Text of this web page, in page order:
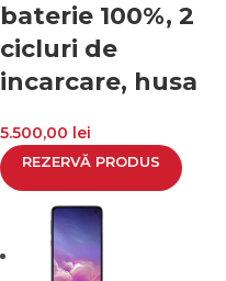
baterie 100%, 2
cicluri de
incarcare, husa
5.500,00 lei
REZERVĂ PRODUS